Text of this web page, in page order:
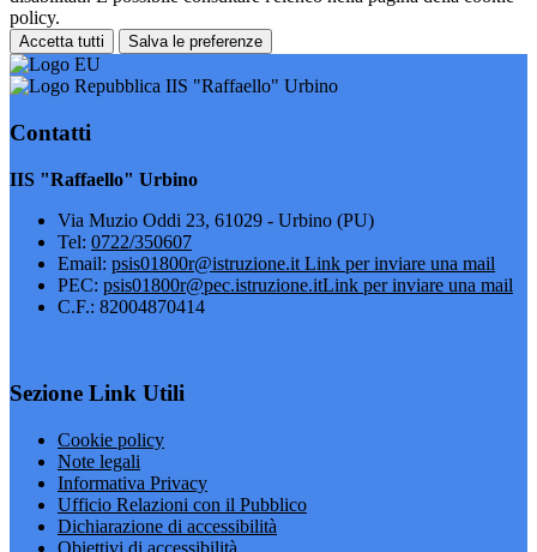
policy.
Accetta tutti Salva le preferenze
IIS "Raffaello" Urbino
Contatti
IIS "Raffaello" Urbino
Via Muzio Oddi 23, 61029 - Urbino (PU)
Tel: 0722/350607
Email: psis01800r@istruzione.it Link per inviare una mail
PEC: psis01800r@pec.istruzione.itLink per inviare una mail
C.F.: 82004870414
Sezione Link Utili
Cookie policy
Note legali
Informativa Privacy
Ufficio Relazioni con il Pubblico
Dichiarazione di accessibilità
Obiettivi di accessibilità